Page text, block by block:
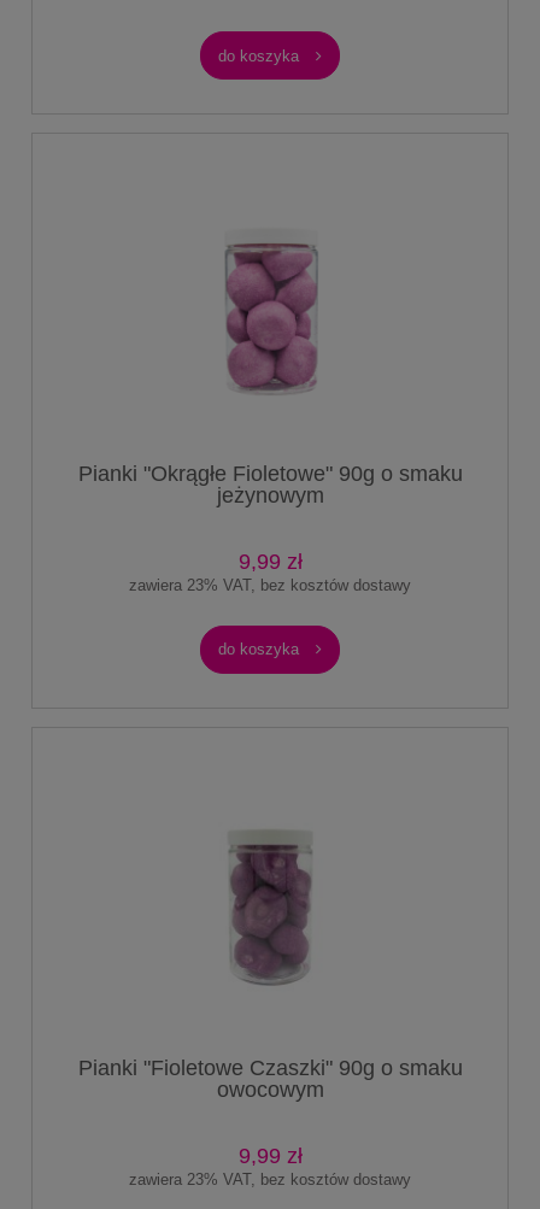
do koszyka
Pianki "Okrągłe Fioletowe" 90g o smaku
jeżynowym
9,99 zł
zawiera 23% VAT, bez kosztów dostawy
do koszyka
Pianki "Fioletowe Czaszki" 90g o smaku
owocowym
9,99 zł
zawiera 23% VAT, bez kosztów dostawy